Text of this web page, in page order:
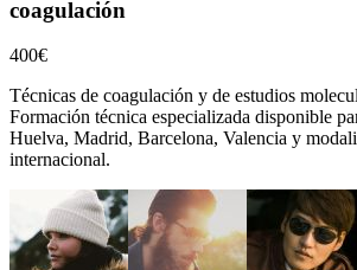
coagulación
400€
Técnicas de coagulación y de estudios
Formación técnica especializada disponible
Huelva, Madrid, Barcelona, Valencia y
internacional.